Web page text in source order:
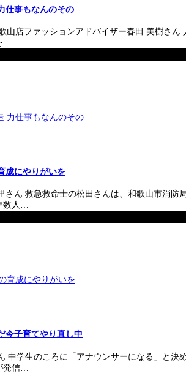
仕事もなんのその
山店ファッションアドバイザー春田 美樹さ
…
成にやりがいを
さん 救急救命士の松田さんは、和歌山市消
数人…
今子育てやり直し中
中学生のころに「アナウンサーになる」と
発信…